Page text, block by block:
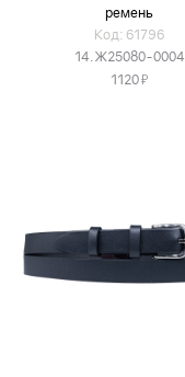
ремень
Код: 61796
14.Ж25080-0004
1120Я